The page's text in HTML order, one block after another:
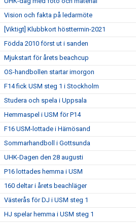
Vision och fakta på ledarmöte
[Viktigt] Klubbkort hösttermin-2021
Födda 2010 först ut i sanden
Mjukstart för årets beachcup
OS-handbollen startar imorgon
F14 fick USM steg 1 i Stockholm
Studera och spela i Uppsala
Hemmaspel i USM för P14
F16 USM-lottade i Härnösand
Sommarhandboll i Gottsunda
UHK-Dagen den 28 augusti
P16 lottades hemma i USM
160 deltar i årets beachläger
Västerås för DJ i USM steg 1
HJ spelar hemma i USM steg 1